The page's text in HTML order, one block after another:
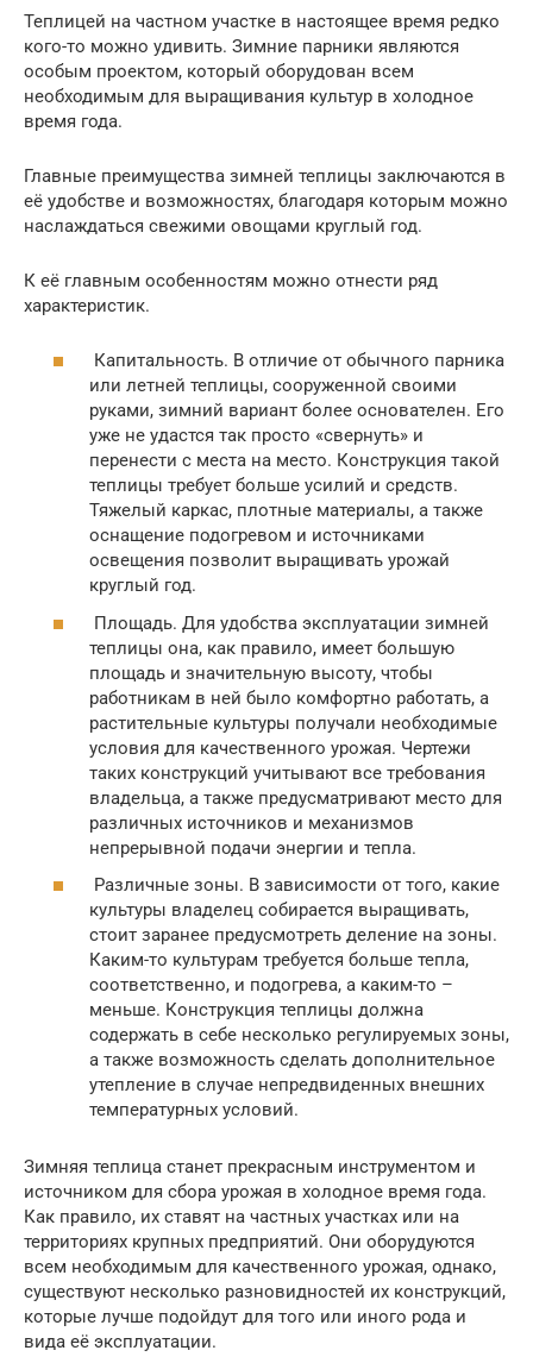
Теплицей на частном участке в настоящее время редко
кого-то можно удивить. Зимние парники являются
особым проектом, который оборудован всем
необходимым для выращивания культур в холодное
время года.
Главные преимущества зимней теплицы заключаются в
её удобстве и возможностях, благодаря которым можно
наслаждаться свежими овощами круглый год.
К её главным особенностям можно отнести ряд
характеристик.
Капитальность. В отличие от обычного парника
или летней теплицы, сооруженной своими
руками, зимний вариант более основателен. Его
уже не удастся так просто «свернуть» и
перенести с места на место. Конструкция такой
теплицы требует больше усилий и средств.
Тяжелый каркас, плотные материалы, а также
оснащение подогревом и источниками
освещения позволит выращивать урожай
круглый год.
Площадь. Для удобства эксплуатации зимней
теплицы она, как правило, имеет большую
площадь и значительную высоту, чтобы
работникам в ней было комфортно работать, а
растительные культуры получали необходимые
условия для качественного урожая. Чертежи
таких конструкций учитывают все требования
владельца, а также предусматривают место для
различных источников и механизмов
непрерывной подачи энергии и тепла.
Различные зоны. В зависимости от того, какие
культуры владелец собирается выращивать,
стоит заранее предусмотреть деление на зоны.
Каким-то культурам требуется больше тепла,
соответственно, и подогрева, а каким-то –
меньше. Конструкция теплицы должна
содержать в себе несколько регулируемых зоны,
а также возможность сделать дополнительное
утепление в случае непредвиденных внешних
температурных условий.
Зимняя теплица станет прекрасным инструментом и
источником для сбора урожая в холодное время года.
Как правило, их ставят на частных участках или на
территориях крупных предприятий. Они оборудуются
всем необходимым для качественного урожая, однако,
существуют несколько разновидностей их конструкций,
которые лучше подойдут для того или иного рода и
вида её эксплуатации.